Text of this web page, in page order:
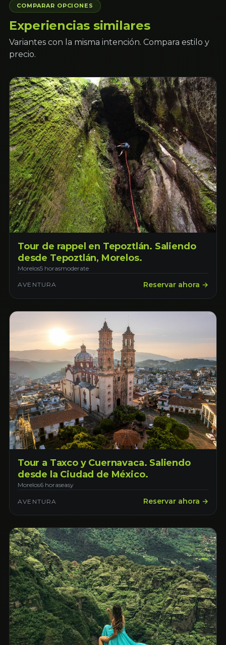
COMPARAR OPCIONES
Experiencias similares
Variantes con la misma intención. Compara estilo y
precio.
Tour de rappel en Tepoztlán. Saliendo
desde Tepoztlán, Morelos.
Morelos5 horasmoderate
AVENTURA Reservar ahora →
Tour a Taxco y Cuernavaca. Saliendo
desde la Ciudad de México.
Morelos6 horaseasy
AVENTURA Reservar ahora →